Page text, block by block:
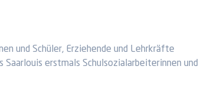
und Schüler, Erziehende und Lehrkräfte
erstmals Schulsozialarbeiterinnen und